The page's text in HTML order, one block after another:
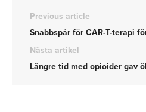
Previous article
Snabbspår för CAR-T-terapi
Nästa artikel
Längre tid med opioider gav